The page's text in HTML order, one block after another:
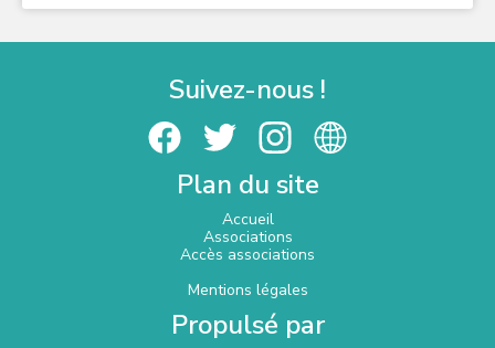
Suivez-nous !
Plan du site
Accueil
Associations
Accès associations
Mentions légales
Propulsé par